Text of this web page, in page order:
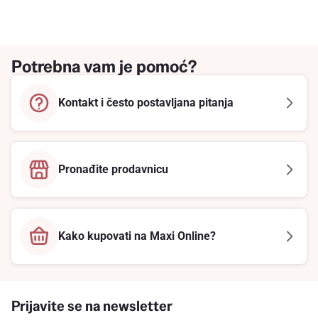
Potrebna vam je pomoć?
Kontakt i često postavljana pitanja
Pronađite prodavnicu
Kako kupovati na Maxi Online?
Prijavite se na newsletter